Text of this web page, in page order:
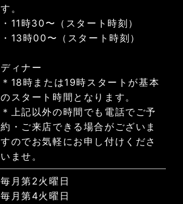
す。
・11時30〜（スタート時刻）
・13時00〜（スタート時刻）
ディナー
＊18時または19時スタートが基本
のスタート時間となります。
＊上記以外の時間でも電話でご予
約・ご来店できる場合がございま
すのでお気軽にお申し付けくださ
いませ。
毎月第2火曜日
毎月第4火曜日